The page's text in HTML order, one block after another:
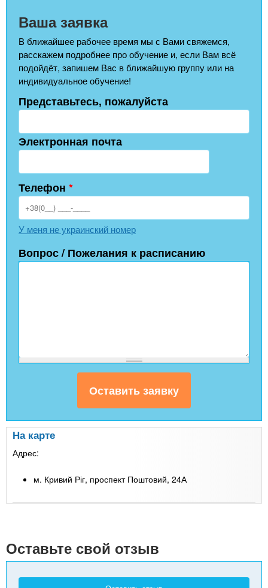
Ваша заявка
В ближайшее рабочее время мы с Вами свяжемся,
расскажем подробнее про обучение и, если Вам всё
подойдёт, запишем Вас в ближайшую группу или на
индивидуальное обучение!
Представьтесь, пожалуйста
Электронная почта
Телефон *
У меня не украинский номер
Вопрос / Пожелания к расписанию
На карте
Адрес:
м. Кривий Ріг, проспект Поштовий, 24А
Оставьте свой отзыв